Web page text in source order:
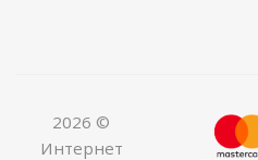
2026 ©
Интернет